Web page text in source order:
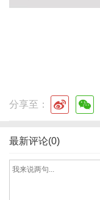
分享至：
最新评论(0)